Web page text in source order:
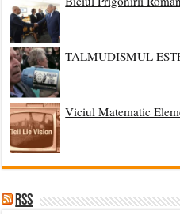
TALMUDISMUL
Viciul Matematic
RSS